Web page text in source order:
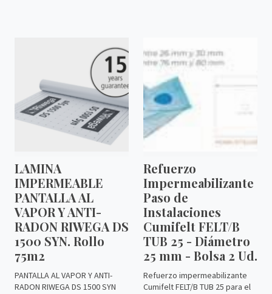
LAMINA
IMPERMEABLE
PANTALLA AL
VAPOR Y ANTI-
RADON RIWEGA DS
1500 SYN. Rollo
75m2
PANTALLA AL VAPOR Y ANTI-
RADON RIWEGA DS 1500 SYN
Refuerzo
Impermeabilizante
Paso de
Instalaciones
Cumifelt FELT/B
TUB 25 - Diámetro
25 mm - Bolsa 2 Ud.
Refuerzo impermeabilizante
Cumifelt FELT/B TUB 25 para el